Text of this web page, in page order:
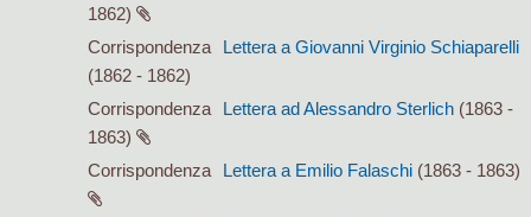
1862)
Corrispondenza
Lettera a Giovanni Virginio Schiaparelli
(1862 - 1862)
Corrispondenza
Lettera ad Alessandro Sterlich (1863 -
1863)
Corrispondenza
Lettera a Emilio Falaschi (1863 - 1863)